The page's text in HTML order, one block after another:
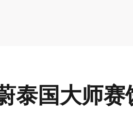
泰国大师赛